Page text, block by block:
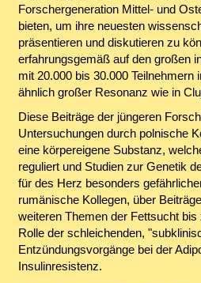
Forschergeneration Mittel- und
bieten, um ihre neuesten
präsentieren und diskutieren zu
erfahrungsgemäß auf den großen
mit 20.000 bis 30.000 Teilnehmern
ähnlich großer Resonanz wie in
Diese Beiträge der jüngeren
Untersuchungen durch polnische
eine körpereigene Substanz,
reguliert und Studien zur Genetik
für des Herz besonders
rumänische Kollegen, über
weiteren Themen der Fettsucht
Rolle der schleichenden,
Entzündungsvorgänge bei der
Insulinresistenz.